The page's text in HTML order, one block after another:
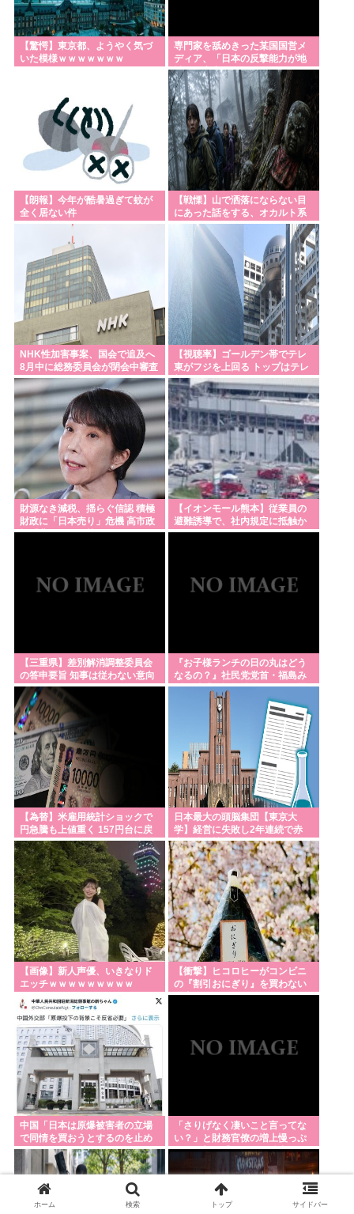
立候補の表明は1人目:東京新聞
「核兵器をなくすキーワードは『人間らしさ』」 ピ
ースボート畠山澄子さんが語った、核のある世界を
Powered by livedoor 相互RSS
【驚愕】東京都、ようやく気づ
いた模様ｗｗｗｗｗｗｗ
専門家を舐めきった某国国営メ
ディア、「日本の反撃能力が地
域を不安定化させている」とい
うストーリーで番
【朗報】今年が酷暑過ぎて蚊が
全く居ない件
【戦慄】山で洒落にならない目
にあった話をする、オカルト系
NHK性加害事案、国会で追及へ
8月中に総務委員会が閉会中審査
も
【視聴率】ゴールデン帯でテレ
東がフジを上回る トップはテレ
朝
財源なき減税、揺らぐ信認 積極
財政に「日本売り」危機 高市政
権「悲願」に固執
【イオンモール熊本】従業員の
避難誘導で、社内規定に抵触か
【三重県】差別解消調整委員会
の答申要旨 知事は従わない意向
『お子様ランチの日の丸はどう
なるの？』社民党党首・福島み
ずほ氏「国旗損壊罪」への危機
感「個人の内心の自由を抑圧す
る高市政権はとにかく変えるし
【為替】米雇用統計ショックで
円急騰も上値重く 157円台に戻
す
日本最大の頭脳集団【東京大
学】経営に失敗し2年連続で赤
字、貯金枯渇
【画像】新人声優、いきなりド
エッチｗｗｗｗｗｗｗｗｗ
【衝撃】ヒコロヒーがコンビニ
の『割引おにぎり』を買わない
理由がこちらｗｗｗｗ
中国「日本は原爆被害者の立場
で同情を買おうとするのを止め
ろ」
「さりげなく凄いこと言ってな
い？」と財務官僚の増上慢っぷ
りに衝撃を受ける人が続出、な
ぜ官僚にすぎない
ホーム 検索 トップ サイドバー